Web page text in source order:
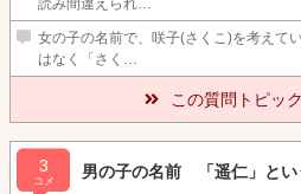
読み間違えられ…
女の子の名前で、咲子(さくこ)を考えて
はなく「さく…
この質問トピッ
3
コメ
男の子の名前 「遥仁」とい